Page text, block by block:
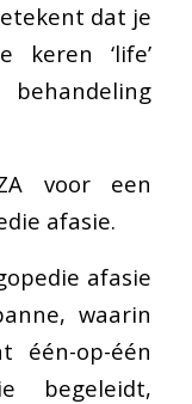
dat je
keren ‘life’
voor een
afasie.
afasie
waarin
één-op-één
begeleidt,